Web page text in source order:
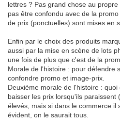
lettres ? Pas grand chose au
pas être confondu avec de la
de prix (ponctuelles) sont mises en
Enfin par le choix des produits
aussi par la mise en scène de lots
une fois de plus que c'est de la
Morale de l'histoire : pour défendre
confondre promo et image-prix.
Deuxième morale de l'histoire :
baisser les prix lorsqu'ils
élevés, mais si dans le commerce il
évident, on le saurait tous.